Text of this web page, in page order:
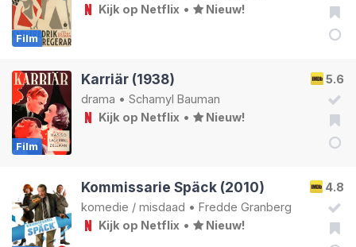
Film
Kijk op Netflix • Nieuw!
Film
5.6
Karriär (1938)
drama • Schamyl Bauman
Kijk op Netflix • Nieuw!
4.8
Kommissarie Späck (2010)
komedie / misdaad • Fredde Granberg
Kijk op Netflix • Nieuw!